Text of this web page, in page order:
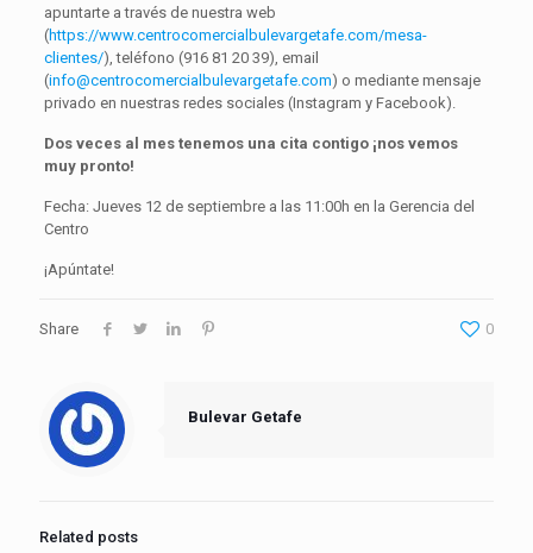
apuntarte a través de nuestra web
(https://www.centrocomercialbulevargetafe.com/mesa-
clientes/), teléfono (916 81 20 39), email
(info@centrocomercialbulevargetafe.com) o mediante mensaje
privado en nuestras redes sociales (Instagram y Facebook).
Dos veces al mes tenemos una cita contigo ¡nos vemos
muy pronto!
Fecha: Jueves 12 de septiembre a las 11:00h en la Gerencia del
Centro
¡Apúntate!
Share 0
Bulevar Getafe
Related posts